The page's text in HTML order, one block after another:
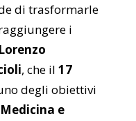
di trasformarle
i
Lorenzo
, che il 17
degli obiettivi
Medicina e